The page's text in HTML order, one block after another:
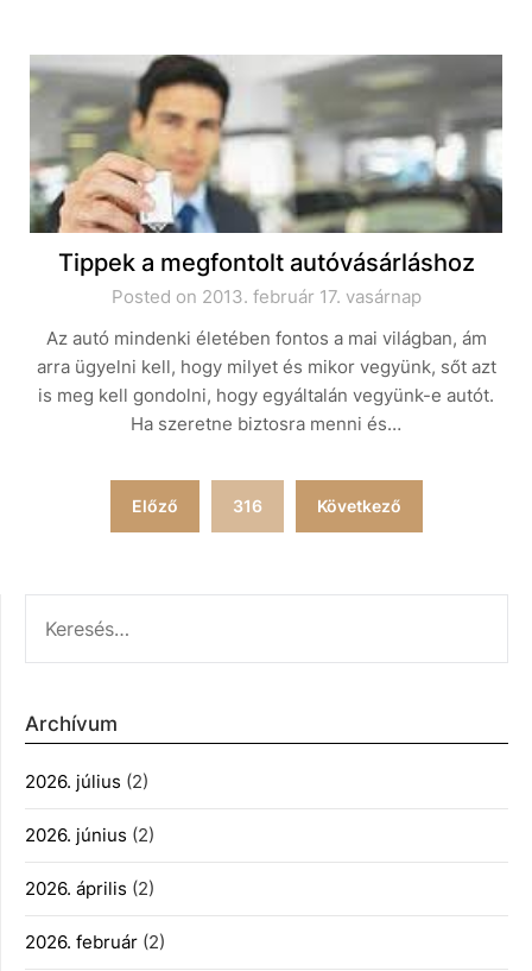
Tippek a megfontolt autóvásárláshoz
Posted on 2013. február 17. vasárnap
Az autó mindenki életében fontos a mai világban, ám
arra ügyelni kell, hogy milyet és mikor vegyünk, sőt azt
is meg kell gondolni, hogy egyáltalán vegyünk-e autót.
Ha szeretne biztosra menni és…
Bejegyzések
lapozása
Előző 316 Következő
Archívum
2026. július (2)
2026. június (2)
2026. április (2)
2026. február (2)